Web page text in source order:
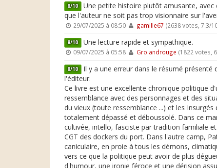
8/10 Une petite histoire plutôt amusante, avec
que l'auteur ne soit pas trop visionnaire sur
29/07/2025 à 08:50 gamille67 (2638 votes, 7.3/
8/10 Une lecture rapide et sympathique.
09/07/2025 à 05:58 Grolandrouge (1822 votes,
8/10 Il y a une erreur dans le résumé présenté
l'éditeur.
Ce livre est une excellente chronique politique
ressemblance avec des personnages et des
du vieux (toute ressemblance ...) et les
totalement dépassé et déboussolé. Dans ce
cultivée, intello, fasciste par tradition familiale
CGT des dockers du port. Dans l'autre camp,
caniculaire, en proie à tous les démons,
vers ce que la politique peut avoir de plus
d'humour, une ironie féroce et une dérision